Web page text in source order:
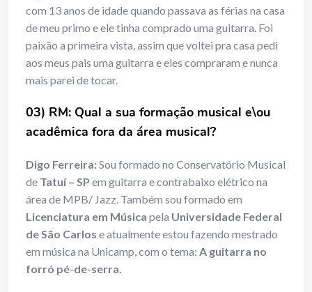
com 13 anos de idade quando passava as férias na casa
de meu primo e ele tinha comprado uma guitarra. Foi
paixão a primeira vista, assim que voltei pra casa pedi
aos meus pais uma guitarra e eles compraram e nunca
mais parei de tocar.
03) RM: Qual a sua formação musical e\ou
acadêmica fora da área musical?
Digo Ferreira:Sou formado no Conservatório Musical
de Tatuí – SP em guitarra e contrabaixo elétrico na
área de MPB/ Jazz. Também sou formado em
Licenciatura em Música pela Universidade Federal
de São Carlos e atualmente estou fazendo mestrado
em música na Unicamp, com o tema: A guitarra no
forró pé-de-serra.